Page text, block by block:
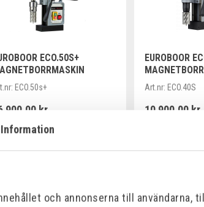
Information
och annonserna till användarna,
ECO.50S+
ECO.50s+
900,00 kr
EUROBOOR
Art.nr: ECO.40S
10 900,00 kr
Offensiv